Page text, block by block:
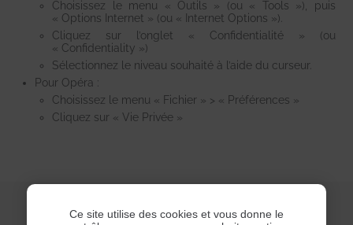
Choisissez le menu « Outils » (ou « Tools »), puis
« Options Internet » (ou « Internet Options »).
Cliquez sur l’onglet « Confidentialité » (ou
« Confidentiality »)
Sélectionnez le niveau souhaité à l’aide du curseur.
Pour Opéra :
Choisissez le menu « Fichier » > « Préférences »
Cliquez sur « Vie Privée »
Ce site utilise des cookies et vous donne le